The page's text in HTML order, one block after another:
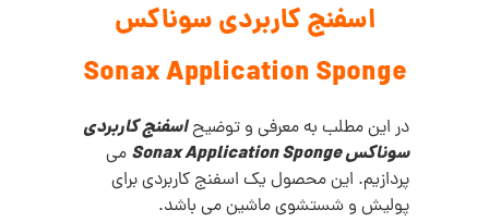
اسفنج کاربردی سوناکس
Sonax Application Sponge
در این مطلب به معرفی و توضیحاسفنج کاربردی
سوناکس Sonax Application Sponge
می
پردازیم. این محصول یک اسفنج کاربردی برای
پولیش و شستشوی ماشین می باشد.